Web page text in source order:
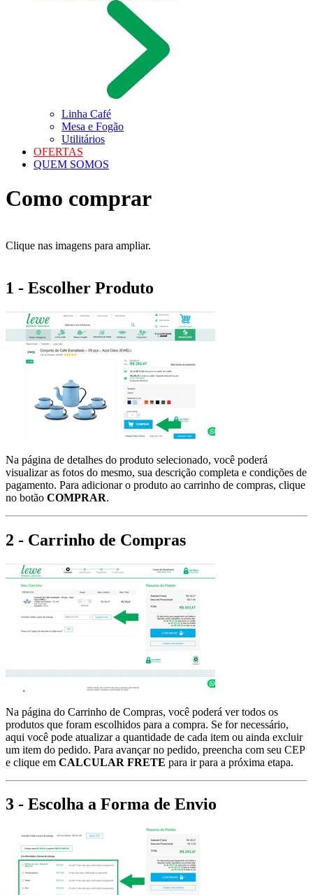
Linha Café
Mesa e Fogão
Utilitários
OFERTAS
QUEM SOMOS
Como comprar
Clique nas imagens para ampliar.
1 - Escolher Produto
Na página de detalhes do produto selecionado, você poderá
visualizar as fotos do mesmo, sua descrição completa e condições de
pagamento. Para adicionar o produto ao carrinho de compras, clique
no botão COMPRAR.
2 - Carrinho de Compras
Na página do Carrinho de Compras, você poderá ver todos os
produtos que foram escolhidos para a compra. Se for necessário,
aqui você pode atualizar a quantidade de cada item ou ainda excluir
um item do pedido. Para avançar no pedido, preencha com seu CEP
e clique em CALCULAR FRETE para ir para a próxima etapa.
3 - Escolha a Forma de Envio